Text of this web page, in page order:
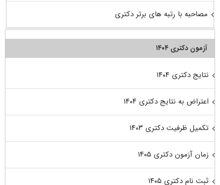
مصاحبه با رتبه های برتر دکتری
آزمون دکتری ۱۴۰۴
نتایج دکتری ۱۴۰۴
اعتراض به نتایج دکتری ۱۴۰۴
تکمیل ظرفیت دکتری ۱۴۰۳
زمان آزمون دکتری ۱۴۰۵
ثبت نام دکتری ۱۴۰۵